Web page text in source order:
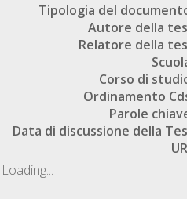
Tipologia del
Autore della
Relatore della
Corso di
Ordinamento
Parole
Data di discussione della
Loading...